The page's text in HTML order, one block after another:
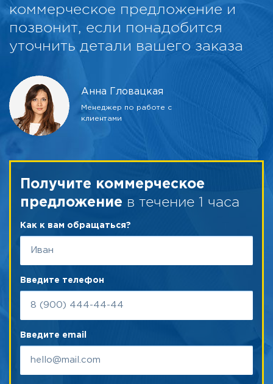
коммерческое предложение и
позвонит, если понадобится
уточнить детали вашего заказа
Анна Гловацкая
Менеджер по работе с
клиентами
Получите коммерческое
предложение в течение 1 часа
Как к вам обращаться?
Введите телефон
Введите email